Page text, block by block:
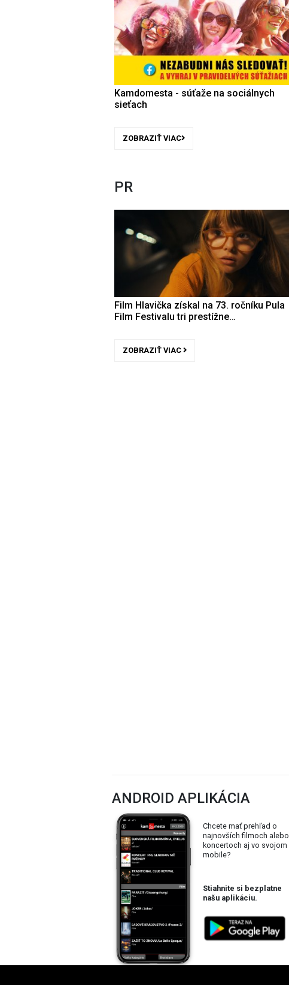
Kamdomesta - súťaže na sociálnych
sieťach
ZOBRAZIŤ VIAC
PR
Film Hlavička získal na 73. ročníku Pula
Film Festivalu tri prestížne…
ZOBRAZIŤ VIAC
ANDROID APLIKÁCIA
Chcete mať prehľad o
najnovších filmoch alebo
koncertoch aj vo svojom
mobile?
Stiahnite si bezplatne
našu aplikáciu.